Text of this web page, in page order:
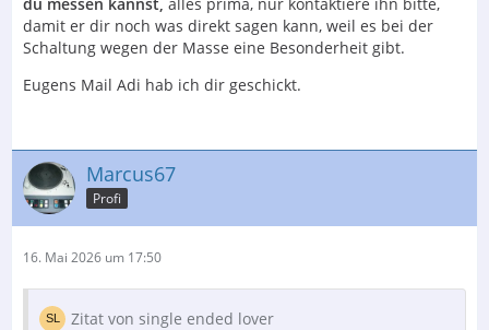
damit er dir noch was direkt sagen kann, weil es bei der
Schaltung wegen der Masse eine Besonderheit gibt.
Eugens Mail Adi hab ich dir geschickt.
Marcus67
Profi
16. Mai 2026 um 17:50
Zitat von single ended lover